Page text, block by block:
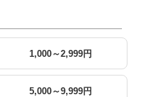
1,000～2,999円
5,000～9,999円